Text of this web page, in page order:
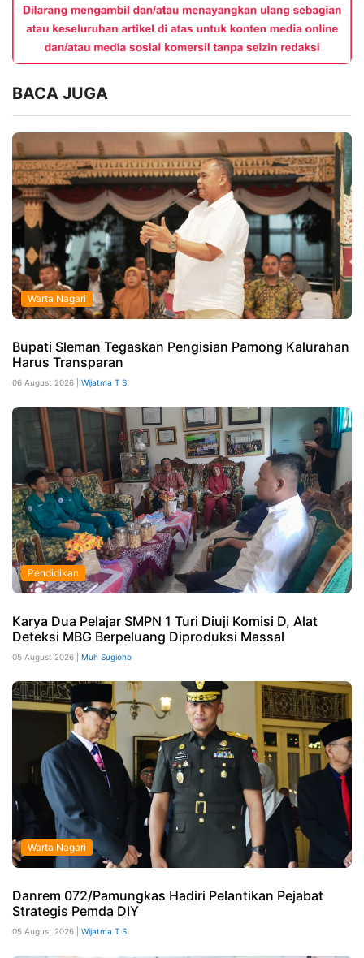
BACA JUGA
Warta Nagari
Bupati Sleman Tegaskan Pengisian Pamong Kalurahan
Harus Transparan
06 August 2026 | Wijatma T S
Pendidikan
Karya Dua Pelajar SMPN 1 Turi Diuji Komisi D, Alat
Deteksi MBG Berpeluang Diproduksi Massal
05 August 2026 | Muh Sugiono
Warta Nagari
Danrem 072/Pamungkas Hadiri Pelantikan Pejabat
Strategis Pemda DIY
05 August 2026 | Wijatma T S